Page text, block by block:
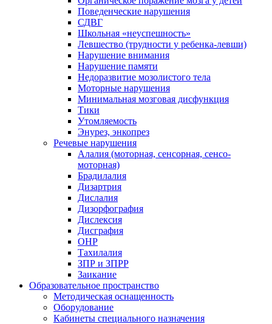
Поведенческие нарушения
СДВГ
Школьная «неуспешность»
Левшество (трудности у ребенка-левши)
Нарушение внимания
Нарушение памяти
Недоразвитие мозолистого тела
Моторные нарушения
Минимальная мозговая дисфункция
Тики
Утомляемость
Энурез, энкопрез
Речевые нарушения
Алалия (моторная, сенсорная, сенсо-
моторная)
Брадилалия
Дизартрия
Дислалия
Дизорфография
Дислексия
Дисграфия
ОНР
Тахилалия
ЗПР и ЗПРР
Заикание
Образовательное пространство
Методическая оснащенность
Оборудование
Кабинеты специального назначения